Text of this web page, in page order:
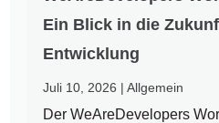
Ein Blick in die
Entwicklung
Juli 10, 2026 |Allgemein
Der WeAreDevelopers